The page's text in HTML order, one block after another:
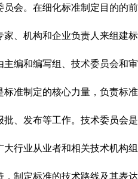
会。在细化标准制定目的的前
、机构和企业负责人来组建标
编和编写组、技术委员会和审
准制定的核心力量，负责标准
、发布等工作。技术委员会是
行业从业者和相关技术机构组
制定标准的技术路线及其表达